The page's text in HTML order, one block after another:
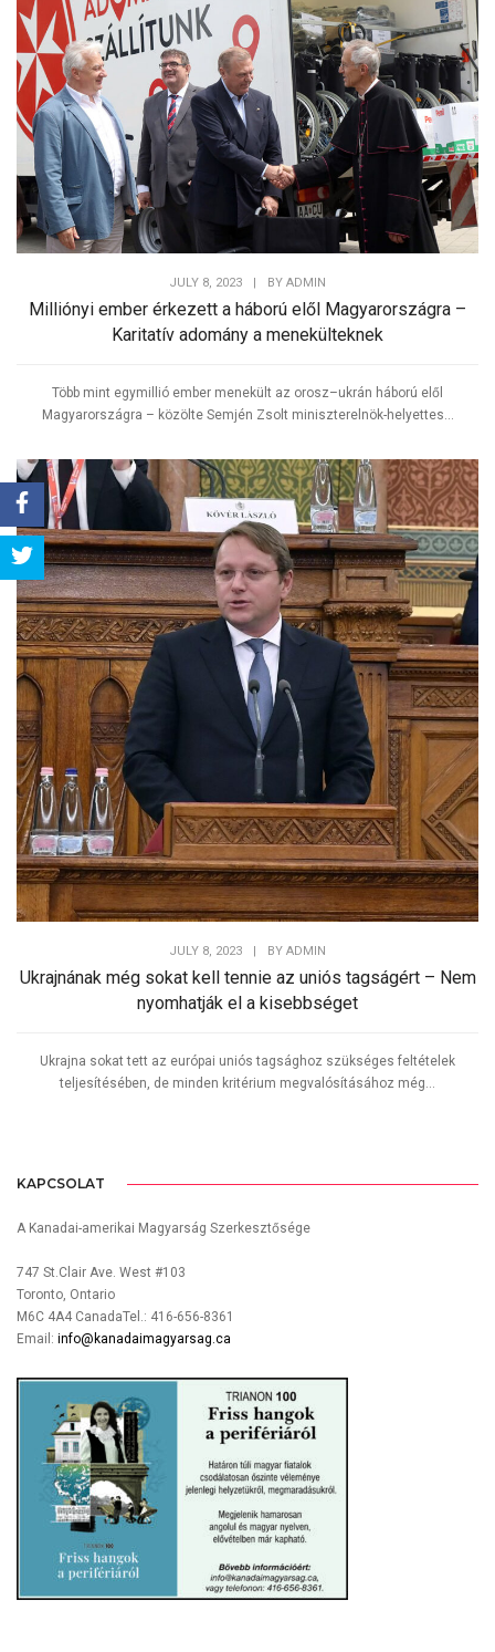
JULY 8, 2023 BY ADMIN
Milliónyi ember érkezett a háború elől Magyarországra –
Karitatív adomány a menekülteknek
Több mint egymillió ember menekült az orosz–ukrán háború elől
Magyarországra – közölte Semjén Zsolt miniszterelnök-helyettes...
JULY 8, 2023 BY ADMIN
Ukrajnának még sokat kell tennie az uniós tagságért – Nem
nyomhatják el a kisebbséget
Ukrajna sokat tett az európai uniós tagsághoz szükséges feltételek
teljesítésében, de minden kritérium megvalósításához még...
KAPCSOLAT
A Kanadai-amerikai Magyarság Szerkesztősége
747 St.Clair Ave. West #103
Toronto, Ontario
M6C 4A4 CanadaTel.: 416-656-8361
Email: info@kanadaimagyarsag.ca
Share
Tweet